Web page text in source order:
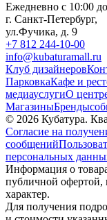
Ежедневно с 10:00
г. Санкт-Петербург,
ул.Фучика, д. 9
+7 812 244-10-00
info@kubaturamall.ru
Клуб дизайнеров
ПарковкаКафе и
медиауслугиО
МагазиныБренды
© 2026 Кубатура.
Согласие на
сообщений
персональных
Информация о
публичной
характер.
Для получения